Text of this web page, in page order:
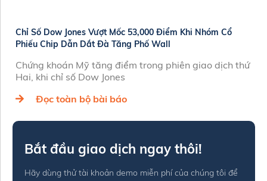
Chỉ Số Dow Jones Vượt Mốc 53,000 Điểm Khi Nhóm Cổ
Phiếu Chip Dẫn Dắt Đà Tăng Phố Wall
Chứng khoán Mỹ tăng điểm trong phiên giao dịch thứ
Hai, khi chỉ số Dow Jones
Đọc toàn bộ bài báo
Bắt đầu giao dịch ngay thôi!
Hãy dùng thử tài khoản demo miễn phí của chúng tôi để